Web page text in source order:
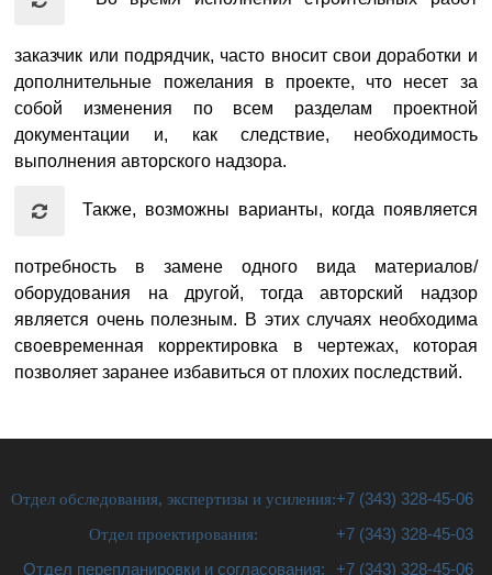
заказчик или подрядчик, часто вносит свои доработки и
дополнительные пожелания в проекте, что несет за
собой изменения по всем разделам проектной
документации и, как следствие, необходимость
выполнения авторского надзора.
Также, возможны варианты, когда появляется
потребность в замене одного вида материалов/
оборудования на другой, тогда авторский надзор
является очень полезным. В этих случаях необходима
своевременная корректировка в чертежах, которая
позволяет заранее избавиться от плохих последствий.
Отдел обследования, экспертизы и усиления:+7 (343) 328-45-06
Отдел проектирования:
+7 (343) 328-45-03
Отдел перепланировки и согласования:
+7 (343) 328-45-06